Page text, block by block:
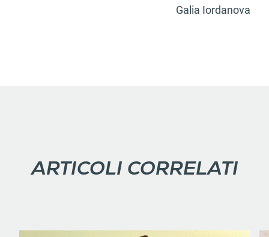
Galia Iordanova
ARTICOLI CORRELATI